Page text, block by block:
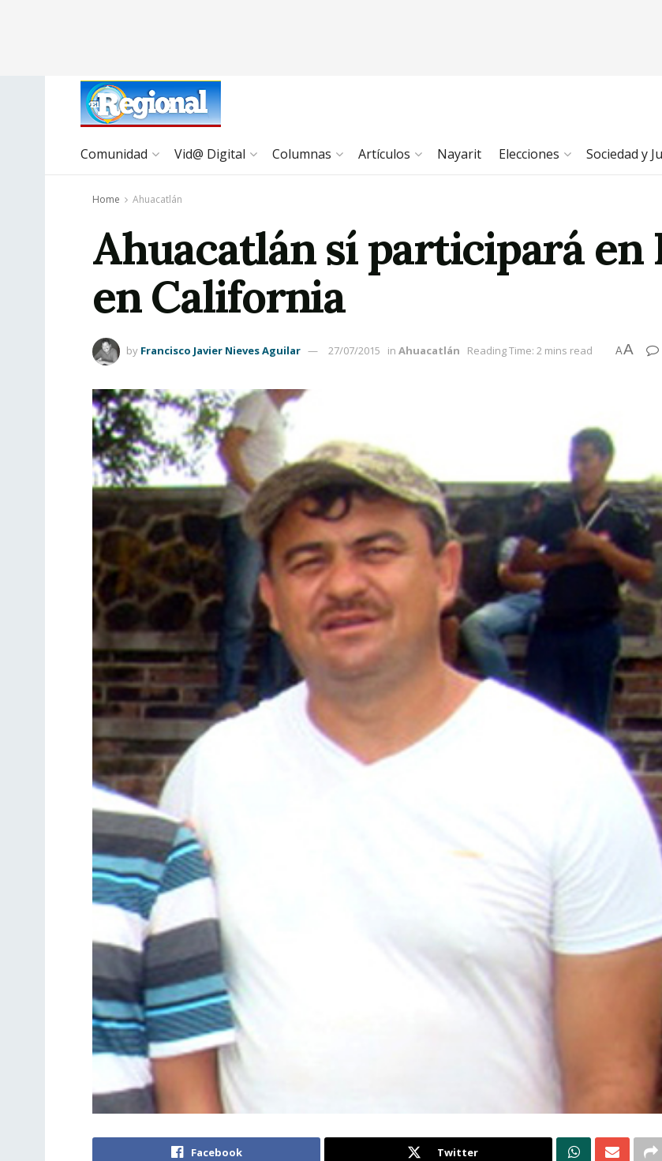
Comunidad Vid@ Digital Columnas Artículos Nayarit Elecciones Sociedad y
Home Ahuacatlán
Ahuacatlán sí participará en
en California
by Francisco Javier Nieves Aguilar 27/07/2015 in Ahuacatlán Reading Time: 2 mins read AA
Facebook Twitter